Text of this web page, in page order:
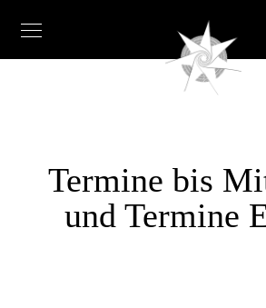
Termine bis
und Termine